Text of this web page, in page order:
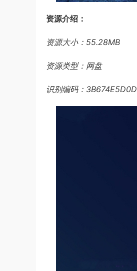
资源介绍：
资源大小：55.28MB
资源类型：网盘
识别编码：3B674E5D0D